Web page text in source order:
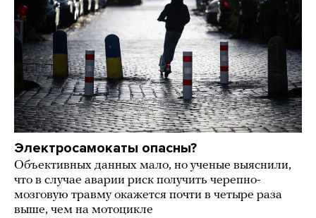
Электросамокаты опасны?
Объективных данных мало, но ученые выяснили,
что в случае аварии риск получить черепно-
мозговую травму окажется почти в четыре раза
выше, чем на мотоцикле